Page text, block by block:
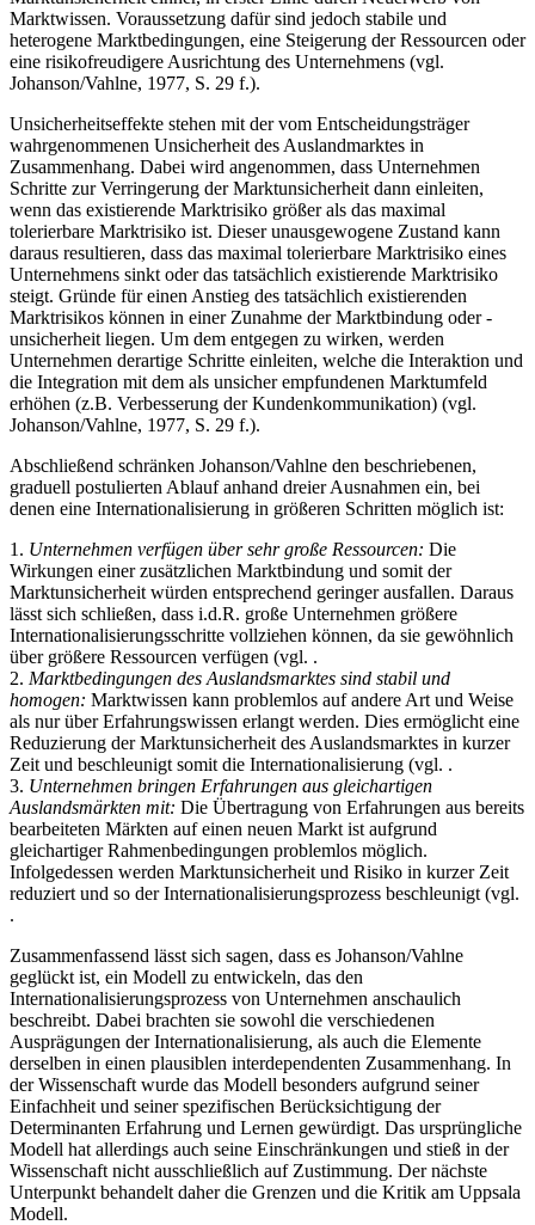
Marktwissen. Voraussetzung dafür sind jedoch stabile und
heterogene Marktbedingungen, eine Steigerung der Ressourcen oder
eine risikofreudigere Ausrichtung des Unternehmens (vgl.
Johanson/Vahlne, 1977, S. 29 f.).
Unsicherheitseffekte stehen mit der vom Entscheidungsträger
wahrgenommenen Unsicherheit des Auslandmarktes in
Zusammenhang. Dabei wird angenommen, dass Unternehmen
Schritte zur Verringerung der Marktunsicherheit dann einleiten,
wenn das existierende Marktrisiko größer als das maximal
tolerierbare Marktrisiko ist. Dieser unausgewogene Zustand kann
daraus resultieren, dass das maximal tolerierbare Marktrisiko eines
Unternehmens sinkt oder das tatsächlich existierende Marktrisiko
steigt. Gründe für einen Anstieg des tatsächlich existierenden
Marktrisikos können in einer Zunahme der Marktbindung oder -
unsicherheit liegen. Um dem entgegen zu wirken, werden
Unternehmen derartige Schritte einleiten, welche die Interaktion und
die Integration mit dem als unsicher empfundenen Marktumfeld
erhöhen (z.B. Verbesserung der Kundenkommunikation) (vgl.
Johanson/Vahlne, 1977, S. 29 f.).
Abschließend schränken Johanson/Vahlne den beschriebenen,
graduell postulierten Ablauf anhand dreier Ausnahmen ein, bei
denen eine Internationalisierung in größeren Schritten möglich ist:
1. Unternehmen verfügen über sehr große Ressourcen: Die
Wirkungen einer zusätzlichen Marktbindung und somit der
Marktunsicherheit würden entsprechend geringer ausfallen. Daraus
lässt sich schließen, dass i.d.R. große Unternehmen größere
Internationalisierungsschritte vollziehen können, da sie gewöhnlich
über größere Ressourcen verfügen (vgl. .
2. Marktbedingungen des Auslandsmarktes sind stabil und
homogen: Marktwissen kann problemlos auf andere Art und Weise
als nur über Erfahrungswissen erlangt werden. Dies ermöglicht eine
Reduzierung der Marktunsicherheit des Auslandsmarktes in kurzer
Zeit und beschleunigt somit die Internationalisierung (vgl. .
3. Unternehmen bringen Erfahrungen aus gleichartigen
Auslandsmärkten mit: Die Übertragung von Erfahrungen aus bereits
bearbeiteten Märkten auf einen neuen Markt ist aufgrund
gleichartiger Rahmenbedingungen problemlos möglich.
Infolgedessen werden Marktunsicherheit und Risiko in kurzer Zeit
reduziert und so der Internationalisierungsprozess beschleunigt (vgl.
.
Zusammenfassend lässt sich sagen, dass es Johanson/Vahlne
geglückt ist, ein Modell zu entwickeln, das den
Internationalisierungsprozess von Unternehmen anschaulich
beschreibt. Dabei brachten sie sowohl die verschiedenen
Ausprägungen der Internationalisierung, als auch die Elemente
derselben in einen plausiblen interdependenten Zusammenhang. In
der Wissenschaft wurde das Modell besonders aufgrund seiner
Einfachheit und seiner spezifischen Berücksichtigung der
Determinanten Erfahrung und Lernen gewürdigt. Das ursprüngliche
Modell hat allerdings auch seine Einschränkungen und stieß in der
Wissenschaft nicht ausschließlich auf Zustimmung. Der nächste
Unterpunkt behandelt daher die Grenzen und die Kritik am Uppsala
Modell.